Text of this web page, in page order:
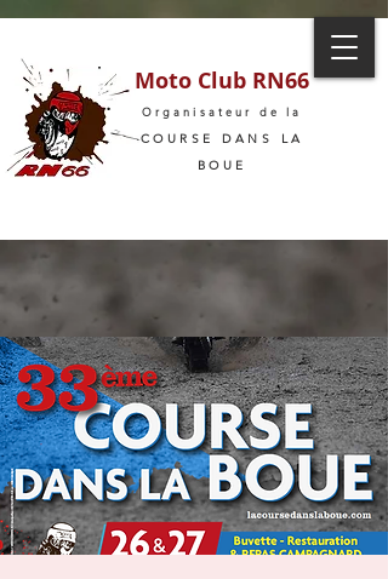
Moto Club RN66
Organisateur de la
COURSE DANS LA
BOUE